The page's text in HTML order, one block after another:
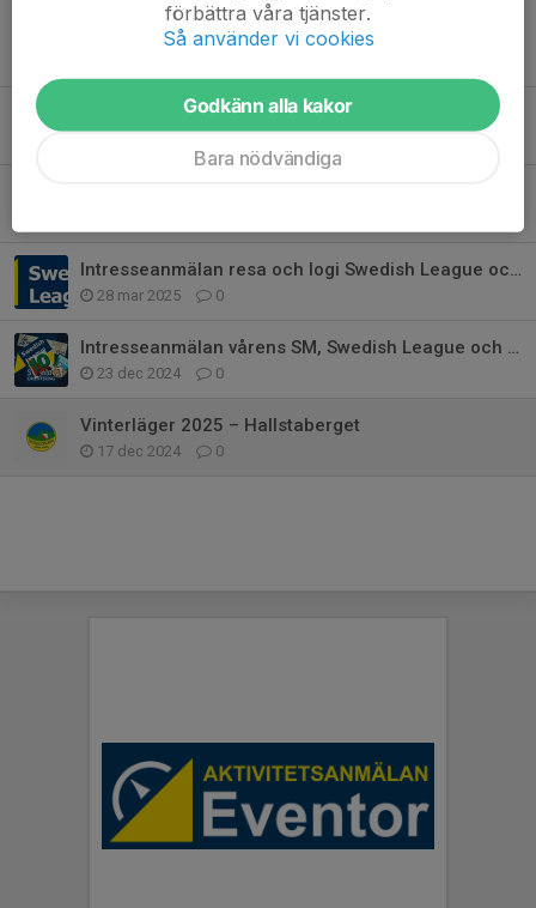
Tidigare nyheter
Intresseanmälan sprint-SM och lång-SM
Intresseanmälan resa och logi Swedish League och Faxeträffen Söderhamn 29-3
28 mar 2025 0
Intresseanmälan vårens SM, Swedish League och Stafettliga
23 dec 2024 0
Vinterläger 2025 – Hallstaberget
17 dec 2024 0
förbättra våra tjänster.
Så använder vi cookies
Godkänn alla kakor
Bara nödvändiga